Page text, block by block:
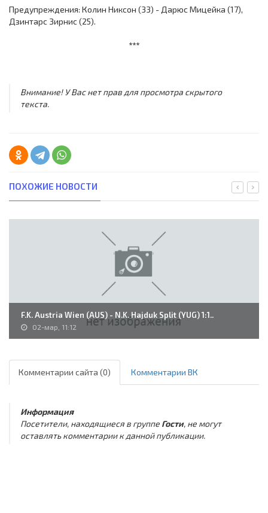
Предупреждения: Колин Никсон (33) - Дарюс Мицейка (17),
Дзинтарс Зирнис (25).
***
Внимание! У Вас нет прав для просмотра скрытого
текста.
ПОХОЖИЕ НОВОСТИ
F.K. Austria Wien (AUS) - N.K. Hajduk Split (YUG) 1:1..
02-мар, 11:12
Комментарии сайта (0) Комментарии ВК
Информация
Посетители, находящиеся в группе Гости, не могут
оставлять комментарии к данной публикации.